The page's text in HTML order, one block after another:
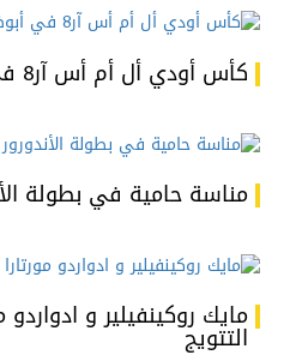
كأس أودي أل أم أس آر8 في أبوظبي
مناسة حامية في بطولة
مايك روكينفيلير و
التتويج